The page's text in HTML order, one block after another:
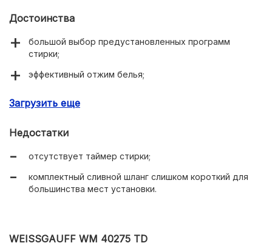
Достоинства
большой выбор предустановленных программ
стирки;
эффективный отжим белья;
Загрузить еще
Недостатки
отсутствует таймер стирки;
комплектный сливной шланг слишком короткий для
большинства мест установки.
WEISSGAUFF WM 40275 TD